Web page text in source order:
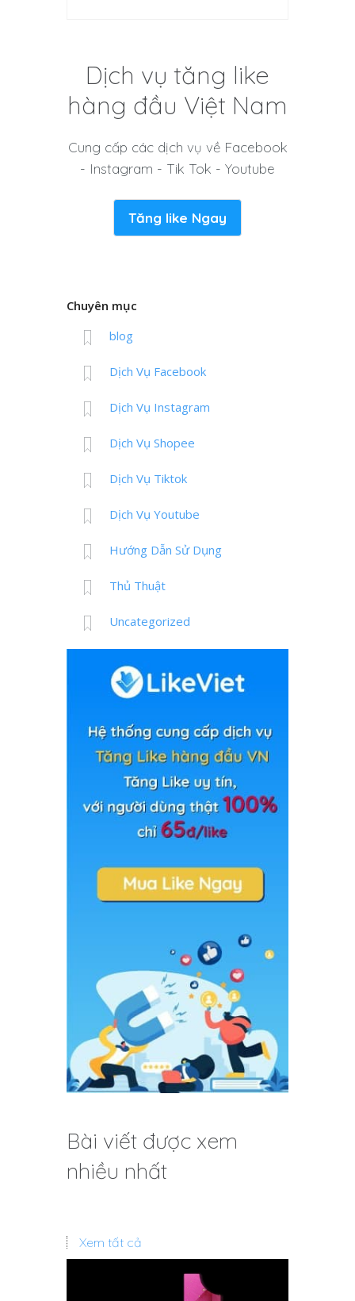
Dịch vụ tăng like
hàng đầu Việt Nam
Cung cấp các dịch vụ về Facebook
- Instagram - Tik Tok - Youtube
Tăng like Ngay
Chuyên mục
blog
Dịch Vụ Facebook
Dịch Vụ Instagram
Dịch Vụ Shopee
Dịch Vụ Tiktok
Dịch Vụ Youtube
Hướng Dẫn Sử Dụng
Thủ Thuật
Uncategorized
Bài viết được xem
nhiều nhất
Xem tất cả